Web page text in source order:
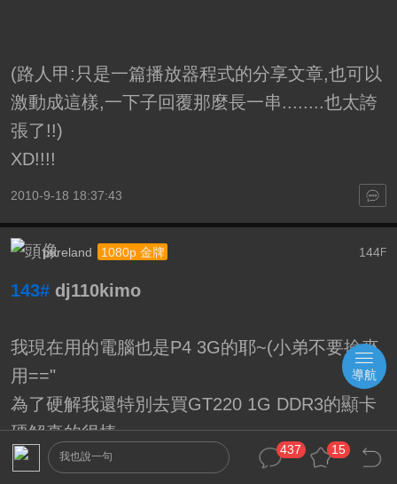
(路人甲:只是一篇播放器程式的分享文章,也可以
激動成這樣,一下子回覆那麼長一串........也太誇
張了!!)
XD!!!!
2010-9-18 18:37:43
144F
pureland 1080p 金牌
143# dj110kimo
我現在用的電腦也是P4 3G的耶~(小弟不要撿來
用=="
為了硬解我還特別去買GT220 1G DDR3的顯卡
硬解真的很棒~
讓舊電腦也可以"回收"再利用
我也說一句
437 15
導航